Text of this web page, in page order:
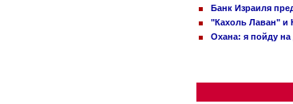
Банк Израиля
"Кахоль Лаван"
Охана: я пойду на